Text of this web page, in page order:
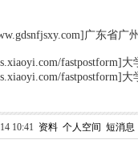
广东省
fastpostform]
10:41 资料 个人空间 短消息